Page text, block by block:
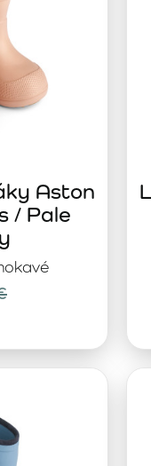
Aston
/ Pale